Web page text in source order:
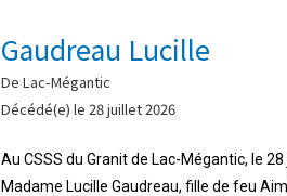
Gaudreau Lucille
De Lac-Mégantic
Décédé(e) le 28 juillet 2026
Au CSSS du Granit de Lac-Mégantic, le
Madame Lucille Gaudreau, fille de feu